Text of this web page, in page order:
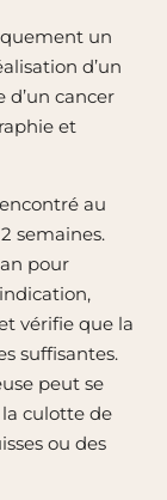
un
d’un
d’un cancer
et
au
semaines.
pour
vérifie que la
suffisantes.
peut se
la culotte de
ou des